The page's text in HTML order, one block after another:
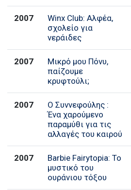
2007
Winx Club: Αλφέα,
σχολείο για
νεράιδες
2007
Μικρό μου Πόνυ,
παίζουμε
κρυφτούλι;
2007
Ο Συννεφούλης :
Ένα χαρούμενο
παραμύθι για τις
αλλαγές του καιρού
2007
Barbie Fairytopia: Το
μυστικό του
ουράνιου τόξου